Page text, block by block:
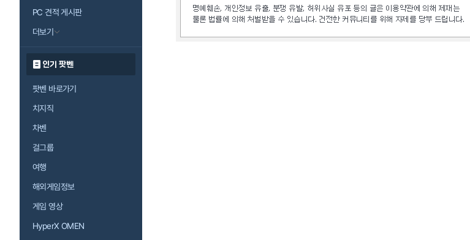
PC 견적 게시판
더보기
인기 팟벤
팟벤 바로가기
치지직
차벤
걸그룹
여행
해외게임정보
게임 영상
HyperX OMEN